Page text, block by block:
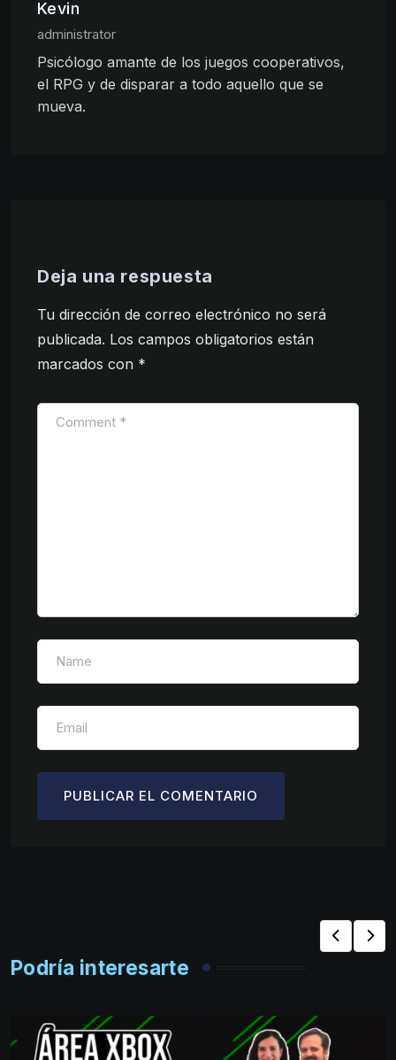
Kevin
administrator
Psicólogo amante de los juegos cooperativos,
el RPG y de disparar a todo aquello que se
mueva.
Deja una respuesta
Tu dirección de correo electrónico no será
publicada. Los campos obligatorios están
marcados con *
Podría interesarte